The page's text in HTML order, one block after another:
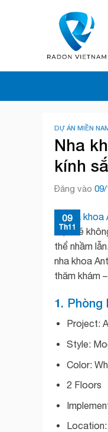
DỰ ÁN MIỀN
Nha
kính
Đăng vào
09
Th11
Bạn sẽ
thể nhầm
nha khoa
thăm khám
1. Phòng
Project:
Style:
Color:
2 Floors